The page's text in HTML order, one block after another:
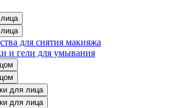
для снятия макияжа
и гели для умывания
для лица
для лица